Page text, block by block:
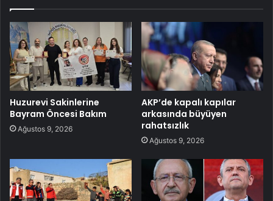
Huzurevi Sakinlerine
Bayram Öncesi Bakım
Ağustos 9, 2026
AKP’de kapalı kapılar
arkasında büyüyen
rahatsızlık
Ağustos 9, 2026